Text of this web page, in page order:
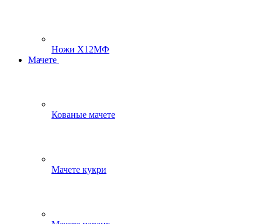
Ножи Х12МФ
Мачете
Кованые мачете
Мачете кукри